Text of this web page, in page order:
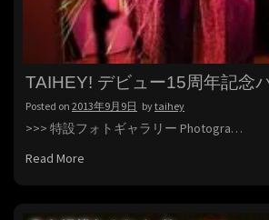
TAIHEY! デビュー15周年記念
Posted on 2013年9月9日 bytaihey
>>> 特設フォトギャラリー Photogra…
Read More